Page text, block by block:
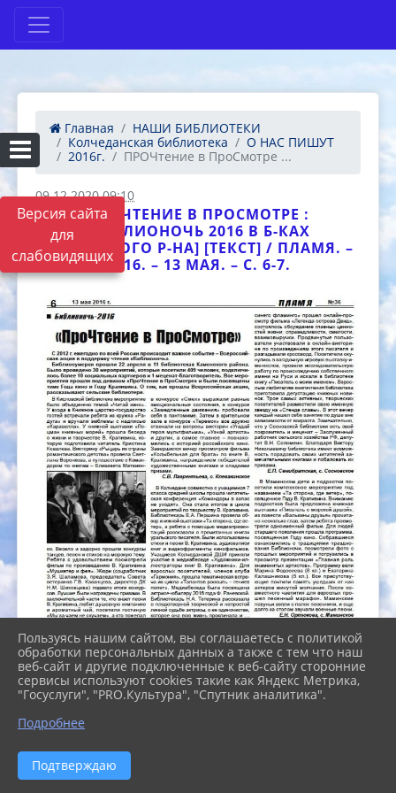
Версия сайта
для
слабовидящих
Главная
НАШИ БИБЛИОТЕКИ
Колчеданская библиотека
О НАС ПИШУТ
2016г.
ПРОЧтение в ПроСмотре ...
09.12.2020 09:10
ПРОЧТЕНИЕ В ПРОСМОТРЕ :
[БИБЛИОНОЧЬ 2016 В Б-КАХ
КАМЕНСКОГО Р-НА] [ТЕКСТ] / ПЛАМЯ. –
2016. – 13 МАЯ. – С. 6-7.
Пользуясь нашим сайтом, вы соглашаетесь с политикой
обработки персональных данных а также с тем что наш
веб-сайт и другие подключенные к веб-сайту сторонние
сервисы используют cookies такие как Яндекс Метрика,
"Госуслуги", "PRO.Культура", "Спутник аналитика".
Подробнее
Подтверждаю